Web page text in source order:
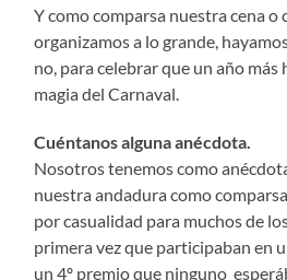
Y como comparsa nuestra cena o
organizamos a lo grande,
no, para celebrar que un año
magia del Carnaval.
Cuéntanos alguna anécdota.
Nosotros tenemos como
nuestra andadura como
por casualidad para muchos de
primera vez que participaban en
un 4º premio que ninguno